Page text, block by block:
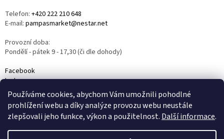
Používáme cookies, abychom Vám umožnili pohodlné
prohlížení webu a díky analýze provozu webu neustále
zlepšovali jeho funkce, výkon a použitelnost. Další informace.
Telefon: +420 222 210 648
E-mail: pampasmarket@nestar.net
Provozní doba:
Pondělí - pátek 9 - 17,30 (či dle dohody)
Facebook
Instagram
YouTube